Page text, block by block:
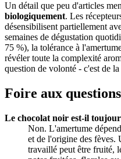
Un détail que peu d'articles
biologiquement. Les
désensibilisent partiellement
semaines de dégustation
75 %), la tolérance à
révéler toute la complexité
question de volonté - c'est de
Foire aux questions
Le chocolat noir est-il
Non. L'amertume
et de l'origine des fèves.
travaillé peut être fruité,